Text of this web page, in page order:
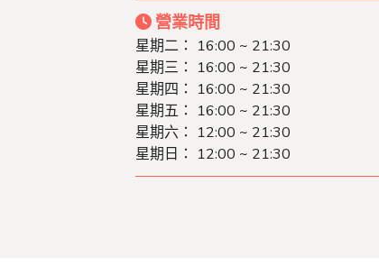
營業時間
星期二： 16:00 ~ 21:30
星期三： 16:00 ~ 21:30
星期四： 16:00 ~ 21:30
星期五： 16:00 ~ 21:30
星期六： 12:00 ~ 21:30
星期日： 12:00 ~ 21:30